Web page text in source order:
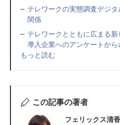
テレワークの実態調査デジ
関係
テレワークとともに広まる
導入企業へのアンケートか
もっと読む
この記事の著者
フェリックス清